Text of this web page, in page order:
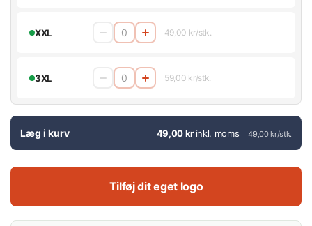
XXL 49,00 kr/stk.
3XL 59,00 kr/stk.
Læg i kurv 49,00 kr inkl. moms 49,00 kr/stk.
Tilføj dit eget logo